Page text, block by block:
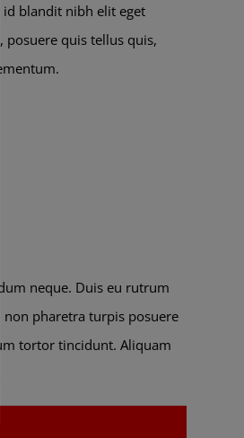
id blandit nibh elit eget
posuere quis tellus quis,
neque. Duis eu rutrum
pharetra turpis posuere
tortor tincidunt. Aliquam